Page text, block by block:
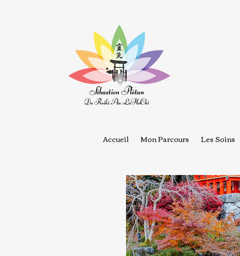
Accueil Mon Parcours Les Soins